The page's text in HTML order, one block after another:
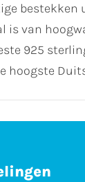
bestekken
is van
925
hoogste